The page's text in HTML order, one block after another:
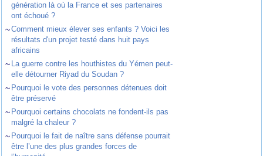
génération là où la France et ses partenaires
ont échoué ?
~Comment mieux élever ses enfants ? Voici les
résultats d'un projet testé dans huit pays
africains
~ La guerre contre les houthistes du Yémen peut-
elle détourner Riyad du Soudan ?
~ Pourquoi le vote des personnes détenues doit
être préservé
~ Pourquoi certains chocolats ne fondent-ils pas
malgré la chaleur ?
~ Pourquoi le fait de naître sans défense pourrait
être l’une des plus grandes forces de